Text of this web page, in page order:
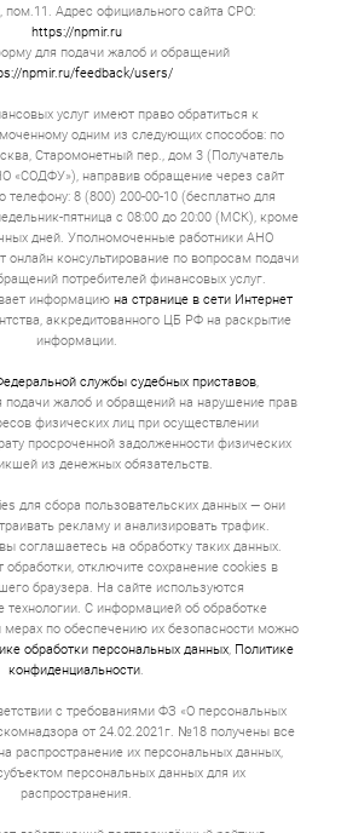
пом.11. Адрес официального сайта СРО:
https://npmir.ru
для подачи жалоб и обращений
npmir.ru/feedback/users/
услуг имеют право обратиться к
одним из следующих способов: по
Старомонетный пер., дом 3 (Получатель
«СОДФУ»), направив обращение через сайт
телефону: 8 (800) 200-00-10 (бесплатно для
пятница с 08:00 до 20:00 (МСК), кроме
дней. Уполномоченные работники АНО
консультирование по вопросам подачи
потребителей финансовых услуг.
информацию на странице в сети Интернет
аккредитованного ЦБ РФ на раскрытие
информации.
службы судебных приставов,
жалоб и обращений на нарушение прав
физических лиц при осуществлении
просроченной задолженности физических
из денежных обязательств.
для сбора пользовательских данных — они
рекламу и анализировать трафик.
соглашаетесь на обработку таких данных.
обработки, отключите сохранение cookies в
браузера. На сайте используются
технологии. С информацией об обработке
мерах по обеспечению их безопасности можно
обработки персональных данных, Политике
конфиденциальности.
с требованиями ФЗ «О персональных
от 24.02.2021г. №18 получены все
распространение их персональных данных,
персональных данных для их
распространения.